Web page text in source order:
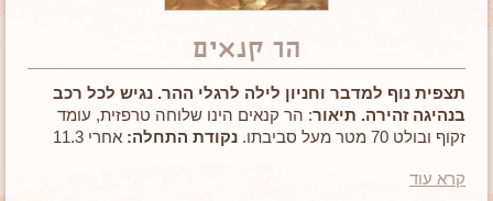
הר קנאים
תצפית נוף למדבר וחניון לילה לרגלי ההר. נגיש לכל רכב
בנהיגה זהירה. תיאור: הר קנאים הינו שלוחה טרפזית, עומד
זקוף ובולט 70 מטר מעל סביבתו.
נקודת התחלה:
אחרי 11.3
הערות:שמורת טבע.קרא עוד